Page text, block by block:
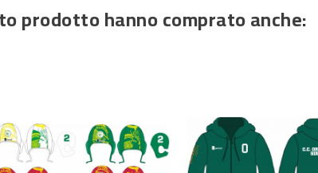
prodotto hanno comprato anche: